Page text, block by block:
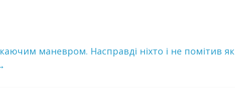
маневром. Насправді ніхто і не помітив як